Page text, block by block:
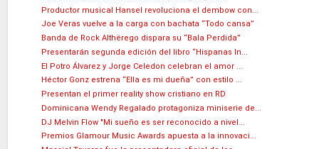
Productor musical Hansel revoluciona el dembow con...
Joe Veras vuelve a la carga con bachata “Todo cansa”
Banda de Rock Althërego dispara su “Bala Perdida”
Presentarán segunda edición del libro “Hispanas In...
El Potro Álvarez y Jorge Celedon celebran el amor ...
Héctor Gonz estrena “Ella es mi dueña” con estilo ...
Presentan el primer reality show cristiano en RD
Dominicana Wendy Regalado protagoniza miniserie de...
DJ Melvin Flow "Mi sueño es ser reconocido a nivel...
Premios Glamour Music Awards apuesta a la innovaci...